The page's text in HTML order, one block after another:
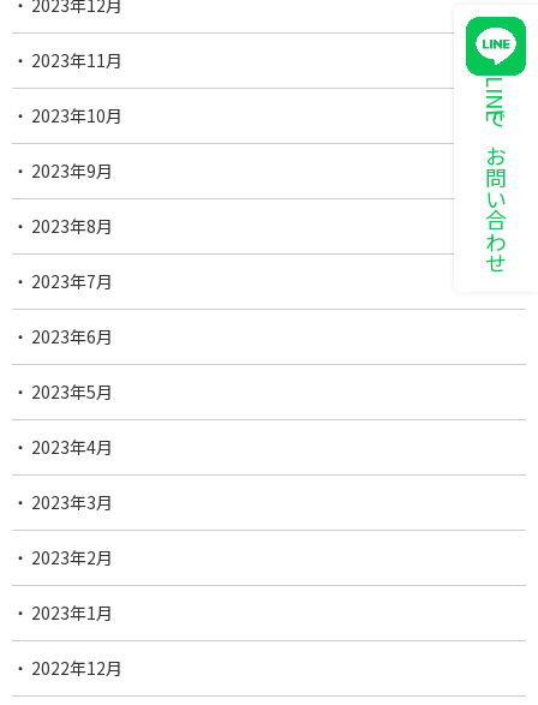
LINEでお問い合わせ
2023年12月
2023年11月
2023年10月
2023年9月
2023年8月
2023年7月
2023年6月
2023年5月
2023年4月
2023年3月
2023年2月
2023年1月
2022年12月